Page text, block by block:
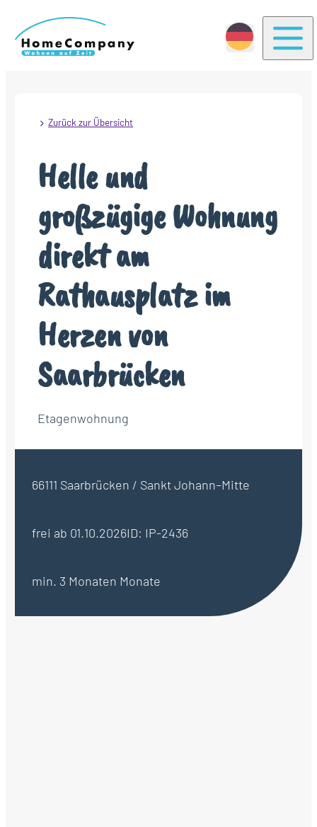
Zurück zur Übersicht
Helle und
großzügige Wohnung
direkt am
Rathausplatz im
Herzen von
Saarbrücken
Etagenwohnung
66111 Saarbrücken / Sankt Johann–Mitte
frei ab 01.10.2026ID: IP-2436
min. 3 Monaten Monate